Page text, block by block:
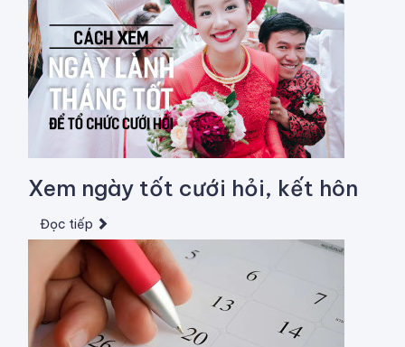
Xem ngày tốt cưới hỏi, kết hôn
Đọc tiếp